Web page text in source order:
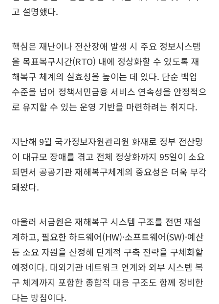
고 설명했다.
핵심은 재난이나 전산장애 발생 시 주요 정보시스템
을 목표복구시간(RTO) 내에 정상화할 수 있도록 재
해복구 체계의 실효성을 높이는 데 있다. 단순 백업
수준을 넘어 정책서민금융 서비스 연속성을 안정적으
로 유지할 수 있는 운영 기반을 마련하려는 취지다.
지난해 9월 국가정보자원관리원 화재로 정부 전산망
이 대규모 장애를 겪고 전체 정상화까지 95일이 소요
되면서 공공기관 재해복구체계의 중요성은 더욱 부각
돼왔다.
아울러 서금원은 재해복구 시스템 구조를 전면 재설
계하고, 필요한 하드웨어(HW)·소프트웨어(SW)·예산
등 소요 자원을 산정해 단계적 구축 전략을 구체화할
예정이다. 대외기관 네트워크 연계와 외부 시스템 복
구 체계까지 포함한 종합적 대응 구조도 함께 정비한
다는 방침이다.